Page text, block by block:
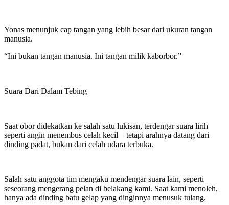
Yonas menunjuk cap tangan yang lebih besar dari ukuran tangan
manusia.
“Ini bukan tangan manusia. Ini tangan milik kaborbor.”
Suara Dari Dalam Tebing
Saat obor didekatkan ke salah satu lukisan, terdengar suara lirih
seperti angin menembus celah kecil—tetapi arahnya datang dari
dinding padat, bukan dari celah udara terbuka.
Salah satu anggota tim mengaku mendengar suara lain, seperti
seseorang mengerang pelan di belakang kami. Saat kami menoleh,
hanya ada dinding batu gelap yang dinginnya menusuk tulang.